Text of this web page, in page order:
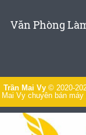
Văn Phòng
Trần Mai Vy © 2020-
Mai Vy chuyên bán